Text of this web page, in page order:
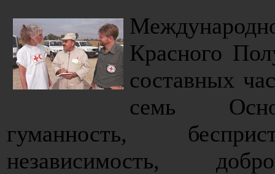
Красного
составных
семь
гуманность,
независимость,